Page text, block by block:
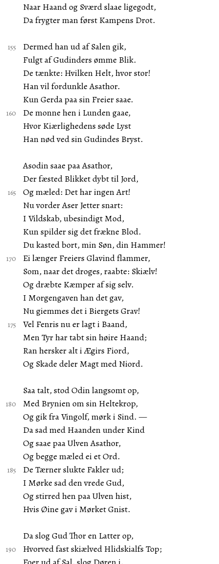
Naar Haand og Sværd slaae ligegodt,
Da frygter man først Kampens Drot.
Dermed han ud af Salen gik,
Fulgt af Gudinders ømme Blik.
De tænkte: Hvilken Helt, hvor stor!
Han vil fordunkle Asathor.
Kun Gerda paa sin Freier saae.
De monne hen i Lunden gaae,
Hvor Kiærlighedens søde Lyst
Han nød ved sin Gudindes Bryst.
Asodin saae paa Asathor,
Der fæsted Blikket dybt til Jord,
Og mæled: Det har ingen Art!
Nu vorder Aser Jetter snart:
I Vildskab, ubesindigt Mod,
Kun spilder sig det frækne Blod.
Du kasted bort, min Søn, din Hammer!
Ei længer Freiers Glavind flammer,
Som, naar det droges, raabte: Skiælv!
Og dræbte Kæmper af sig selv.
I Morgengaven han det gav,
Nu giemmes det i Biergets Grav!
Vel Fenris nu er lagt i Baand,
Men Tyr har tabt sin høire Haand;
Ran hersker alt i Ægirs Fiord,
Og Skade deler Magt med Niord.
Saa talt, stod Odin langsomt op,
Med Brynien om sin Heltekrop,
Og gik fra Vingolf, mørk i Sind. —
Da sad med Haanden under Kind
Og saae paa Ulven Asathor,
Og begge mæled ei et Ord.
De Tærner slukte Fakler ud;
I Mørke sad den vrede Gud,
Og stirred hen paa Ulven hist,
Hvis Øine gav i Mørket Gnist.
Da slog Gud Thor en Latter op,
Hvorved fast skiælved Hlidskialfs Top;